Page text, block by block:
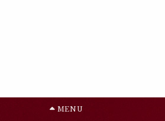
MENU